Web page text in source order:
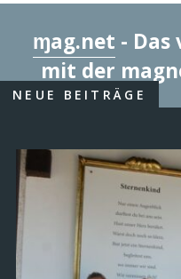
ɱag.net - Das
mit der
NEUE BEITRÄGE